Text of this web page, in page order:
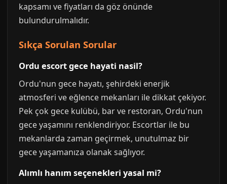
kapsamı ve fiyatları da göz önünde
bulundurulmalıdır.
Sıkça Sorulan Sorular
Ordu escort gece hayati nasil?
Ordu'nun gece hayatı, şehirdeki enerjik
atmosferi ve eğlence mekanları ile dikkat çekiyor.
Pek çok gece kulübü, bar ve restoran, Ordu'nun
gece yaşamını renklendiriyor. Escortlar ile bu
mekanlarda zaman geçirmek, unutulmaz bir
gece yaşamanıza olanak sağlıyor.
Alımlı hanım seçenekleri yasal mi?